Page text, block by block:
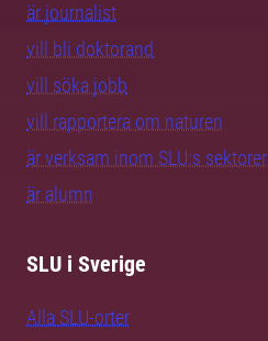
är journalist
vill bli doktorand
vill söka jobb
vill rapportera om naturen
är verksam inom SLU:s sektorer
är alumn
SLU i Sverige
Alla SLU-orter